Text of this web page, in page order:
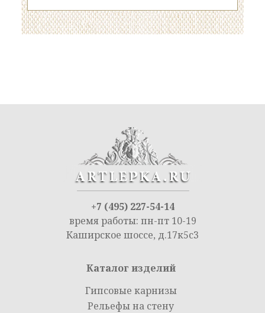
+7 (495) 227-54-14
время работы: пн-пт 10-19
Каширское шоссе, д.17к5с3
Каталог изделий
Гипсовые карнизы
Рельефы на стену